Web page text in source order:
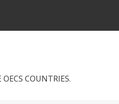
COUNTRIES.